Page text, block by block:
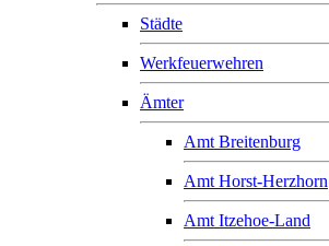
Städte
Werkfeuerwehren
Ämter
Amt Breitenburg
Amt Horst-Herzhorn
Amt Itzehoe-Land